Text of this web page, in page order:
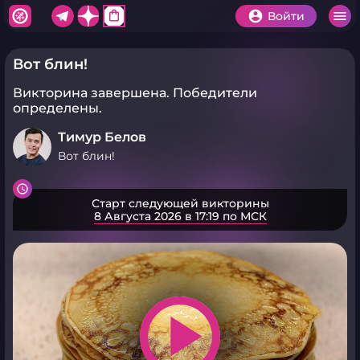
shopping_bag Войти
Вот блин!
Викторина завершена. Победители
определены.
Тимур Белов
Вот блин!
Старт следующей викторины
8 Августа 2026 в 17:19 по МСК
play_arrow